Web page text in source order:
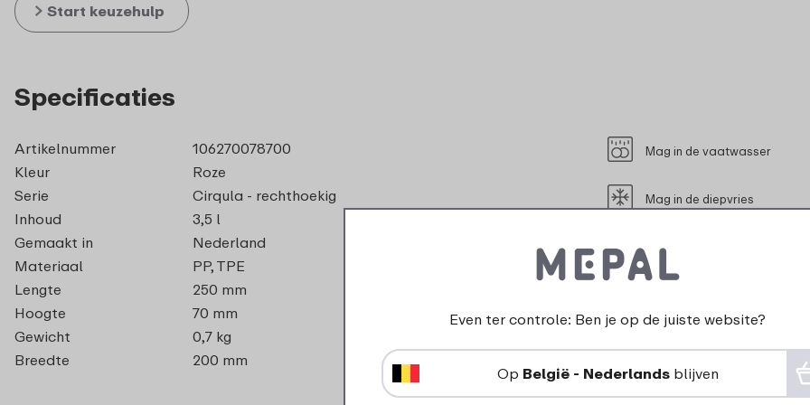
Start keuzehulp
Specificaties
Artikelnummer
106270078700
Kleur
Roze
Serie
Cirqula - rechthoekig
Inhoud
3,5 l
Gemaakt in
Nederland
Materiaal
PP, TPE
Lengte
250 mm
Hoogte
70 mm
Gewicht
0,7 kg
Breedte
200 mm
Mag in de vaatwasser
Mag in de diepvries
Mag in de magnetron (zonder
Geschikt voor contact met
Even ter controle: Ben je op de juiste website?
Op België - Nederlandsblijven